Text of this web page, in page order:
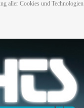
aller Cookies und Technologien